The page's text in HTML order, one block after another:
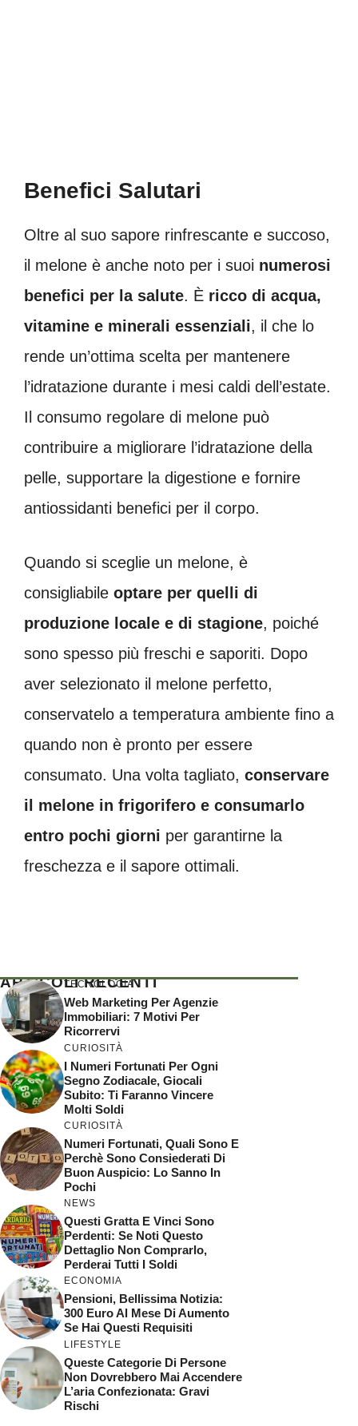
Benefici Salutari
Oltre al suo sapore rinfrescante e succoso,
il melone è anche noto per i suoi numerosi
benefici per la salute. È ricco di acqua,
vitamine e minerali essenziali, il che lo
rende un’ottima scelta per mantenere
l’idratazione durante i mesi caldi dell’estate.
Il consumo regolare di melone può
contribuire a migliorare l’idratazione della
pelle, supportare la digestione e fornire
antiossidanti benefici per il corpo.
Quando si sceglie un melone, è
consigliabile optare per quelli di
produzione locale e di stagione, poiché
sono spesso più freschi e saporiti. Dopo
aver selezionato il melone perfetto,
conservatelo a temperatura ambiente fino a
quando non è pronto per essere
consumato. Una volta tagliato, conservare
il melone in frigorifero e consumarlo
entro pochi giorni per garantirne la
freschezza e il sapore ottimali.
ARTICOLI RECENTI
TECNOLOGIA
Web Marketing Per Agenzie
Immobiliari: 7 Motivi Per
Ricorrervi
CURIOSITÀ
I Numeri Fortunati Per Ogni
Segno Zodiacale, Giocali
Subito: Ti Faranno Vincere
Molti Soldi
CURIOSITÀ
Numeri Fortunati, Quali Sono E
Perchè Sono Consiederati Di
Buon Auspicio: Lo Sanno In
Pochi
NEWS
Questi Gratta E Vinci Sono
Perdenti: Se Noti Questo
Dettaglio Non Comprarlo,
Perderai Tutti I Soldi
ECONOMIA
Pensioni, Bellissima Notizia:
300 Euro Al Mese Di Aumento
Se Hai Questi Requisiti
LIFESTYLE
Queste Categorie Di Persone
Non Dovrebbero Mai Accendere
L’aria Confezionata: Gravi
Rischi